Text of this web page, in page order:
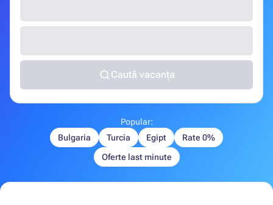
Caută vacanța
Popular:
Bulgaria
Turcia Egipt
Rate 0%
Oferte last minute